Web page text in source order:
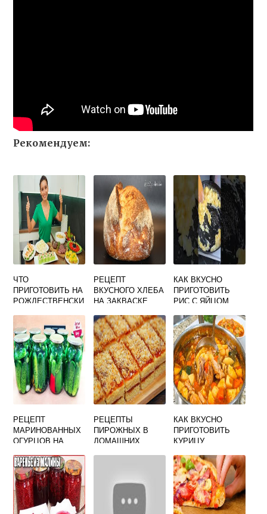
Рекомендуем:
ЧТО
ПРИГОТОВИТЬ НА
РОЖДЕСТВЕНСКИ
И ВКУСНО
РЕЦЕПТ
ВКУСНОГО ХЛЕБА
НА ЗАКВАСКЕ
КАК ВКУСНО
ПРИГОТОВИТЬ
РИС С ЯЙЦОМ
РЕЦЕПТ
МАРИНОВАННЫХ
ОГУРЦОВ НА
ХРУСТЯЩИЕ
ВКУСНЫХ
РЕЦЕПТЫ
ПИРОЖНЫХ В
ДОМАШНИХ
КАК ВКУСНО
ПРИГОТОВИТЬ
КУРИЦУ